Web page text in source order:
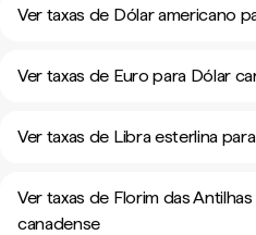
Ver taxas de Dólar americano
Ver taxas de Euro para Dólar
Ver taxas de Libra esterlina
Ver taxas de Florim das
canadense